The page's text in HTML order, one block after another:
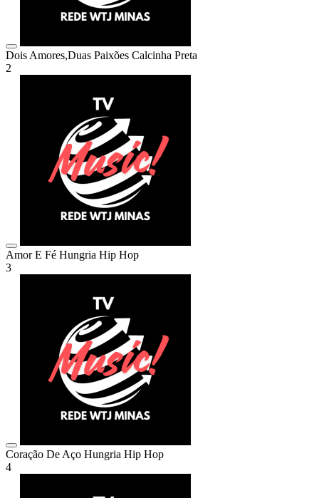
Dois Amores,Duas Paixões Calcinha Preta
2
Amor E Fé Hungria Hip Hop
3
Coração De Aço Hungria Hip Hop
4